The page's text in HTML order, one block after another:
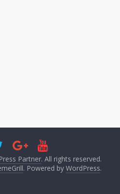
Partner. All rights reserved.
. Powered by WordPress.